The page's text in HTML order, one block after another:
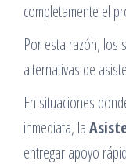
completamente el
Por esta razón, los
alternativas de
En situaciones
inmediata, la
entregar apoyo